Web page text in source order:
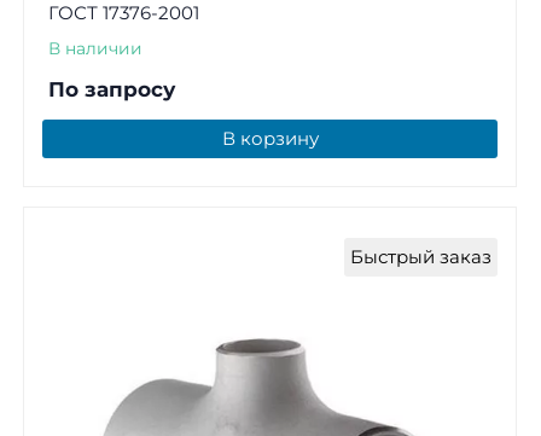
ГОСТ 17376-2001
В наличии
По запросу
В корзину
Быстрый заказ